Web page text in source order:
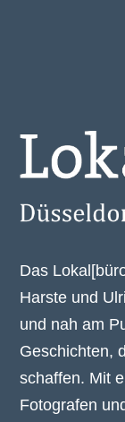
Das
Harste und
und nah am
Geschichten,
schaffen. Mit
Fotografen